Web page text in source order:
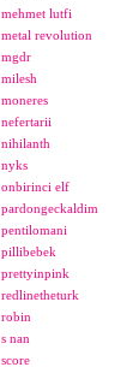
mehmet lutfi
metal revolution
mgdr
milesh
moneres
nefertarii
nihilanth
nyks
onbirinci elf
pardongeckaldim
pentilomani
pillibebek
prettyinpink
redlinetheturk
robin
s nan
score